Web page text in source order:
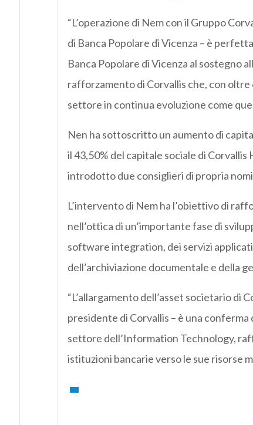
“L’operazione di Nem con il Gruppo
di Banca Popolare di Vicenza – è
Banca Popolare di Vicenza al sostegno
rafforzamento di Corvallis che, con
settore in continua evoluzione come
Nen ha sottoscritto un aumento di
il 43,50% del capitale sociale di
introdotto due consiglieri di propria
L’intervento di Nem ha l’obiettivo di
nell’ottica di un’importante fase di
software integration, dei servizi
dell’archiviazione documentale e della
“L’allargamento dell’asset societario di
presidente di Corvallis – è una
settore dell’Information Technology,
istituzioni bancarie verso le sue risorse